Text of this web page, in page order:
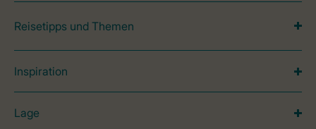
Reisetipps und Themen
Inspiration
Lage